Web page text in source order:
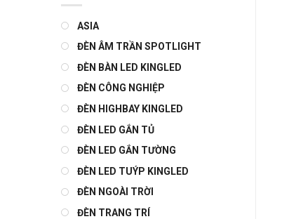
ASIA
ĐÈN ÂM TRẦN SPOTLIGHT
ĐÈN BÀN LED KINGLED
ĐÈN CÔNG NGHIỆP
ĐÈN HIGHBAY KINGLED
ĐÈN LED GẮN TỦ
ĐÈN LED GẮN TƯỜNG
ĐÈN LED TUÝP KINGLED
ĐÈN NGOÀI TRỜI
ĐÈN TRANG TRÍ